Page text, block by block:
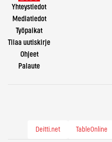
Yhteystiedot
Mediatiedot
Työpaikat
Tilaa uutiskirje
Ohjeet
Palaute
Deitti.net TableOnline